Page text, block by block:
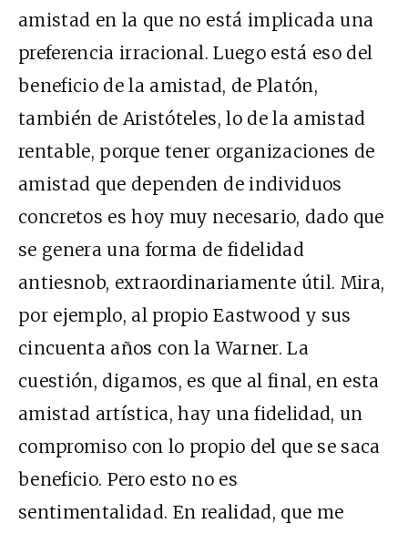
amistad en la que no está implicada una
preferencia irracional. Luego está eso del
beneficio de la amistad, de Platón,
también de Aristóteles, lo de la amistad
rentable, porque tener organizaciones de
amistad que dependen de individuos
concretos es hoy muy necesario, dado que
se genera una forma de fidelidad
antiesnob, extraordinariamente útil. Mira,
por ejemplo, al propio Eastwood y sus
cincuenta años con la Warner. La
cuestión, digamos, es que al final, en esta
amistad artística, hay una fidelidad, un
compromiso con lo propio del que se saca
beneficio. Pero esto no es
sentimentalidad. En realidad, que me